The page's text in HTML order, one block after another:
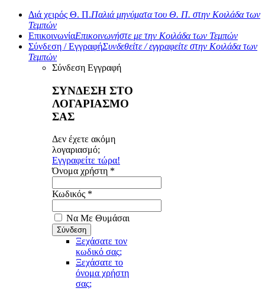
Διά χειρός Θ. Π.Παλιά μηνύματα του Θ. Π. στην Κοιλάδα των
Τεμπών
ΕπικοινωνίαΕπικοινωνήστε με την Κοιλάδα των Τεμπών
Σύνδεση / ΕγγραφήΣυνδεθείτε / εγγραφείτε στην Κοιλάδα των
Τεμπών
Σύνδεση Εγγραφή
ΣΥΝΔΕΣΗ ΣΤΟ
ΛΟΓΑΡΙΑΣΜΟ
ΣΑΣ
Δεν έχετε ακόμη
λογαριασμό;
Εγγραφείτε τώρα!
Όνομα χρήστη *
Κωδικός *
Να Με Θυμάσαι
Ξεχάσατε τον
κωδικό σας;
Ξεχάσατε το
όνομα χρήστη
σας;